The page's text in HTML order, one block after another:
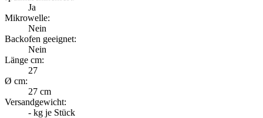
Ja
Mikrowelle:
Nein
Backofen geeignet:
Nein
Länge cm:
27
Ø cm:
27 cm
Versandgewicht:
- kg je Stück